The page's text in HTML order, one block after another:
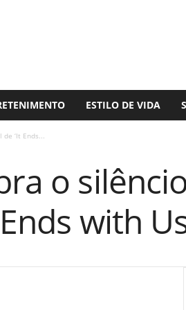
ESTILO DE VIDA
‘It Ends...
o
with